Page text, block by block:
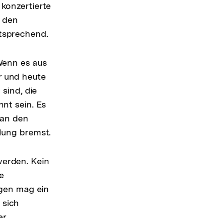
es aus
und heute
die
sein. Es
den
bremst.
Kein
mag ein